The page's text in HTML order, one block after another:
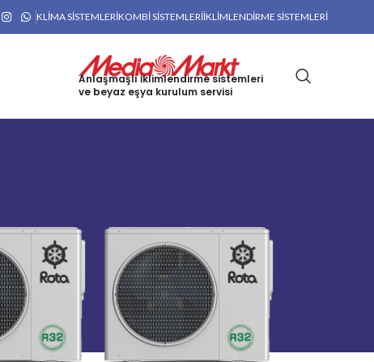
KLIMA SISTEMLERIKOMBI SISTEMLERIİKLIMLENDIRME SISTEMLERI
Anlaşmaşlı İklimlendirme sistemleri
ve beyaz eşya kurulum servisi